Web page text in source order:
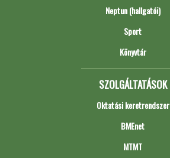
Neptun (hallgatói)
Sport
Könyvtár
SZOLGÁLTATÁSOK
Oktatási keretrendszer
BMEnet
MTMT